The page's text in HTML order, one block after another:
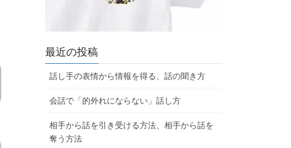
最近の投稿
話し手の表情から情報を得る、話の聞き方
会話で「的外れにならない」話し方
相手から話を引き受ける方法、相手から話を
奪う方法